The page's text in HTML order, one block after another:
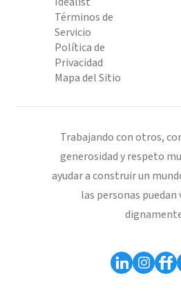
Términos de
Servicio
Política de
Privacidad
Mapa del Sitio
Trabajando con otros,
generosidad y respeto
ayudar a construir un
las personas